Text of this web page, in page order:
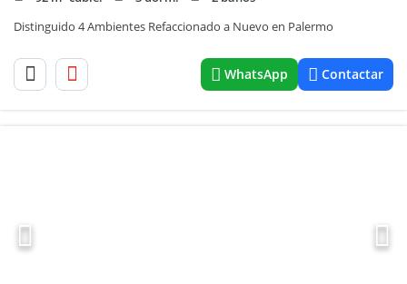
Distinguido 4 Ambientes Refaccionado a Nuevo en Palermo
WhatsApp Contactar